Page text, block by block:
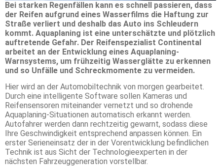
Bei starken Regenfällen kann es schnell passieren, dass
der Reifen aufgrund eines Wasserfilms die Haftung zur
Straße verliert und deshalb das Auto ins Schleudern
kommt. Aquaplaning ist eine unterschätzte und plötzlich
auftretende Gefahr. Der Reifenspezialist Continental
arbeitet an der Entwicklung eines Aquaplaning-
Warnsystems, um frühzeitig Wasserglätte zu erkennen
und so Unfälle und Schreckmomente zu vermeiden.
Hier wird an der Automobiltechnik von morgen gearbeitet.
Durch eine intelligente Software sollen Kameras und
Reifensensoren miteinander vernetzt und so drohende
Aquaplaning-Situationen automatisch erkannt werden.
Autofahrer werden dann rechtzeitig gewarnt, sodass diese
Ihre Geschwindigkeit entsprechend anpassen können. Ein
erster Serieneinsatz der in der Vorentwicklung befindlichen
Technik ist aus Sicht der Technologieexperten in der
nächsten Fahrzeuggeneration vorstellbar.